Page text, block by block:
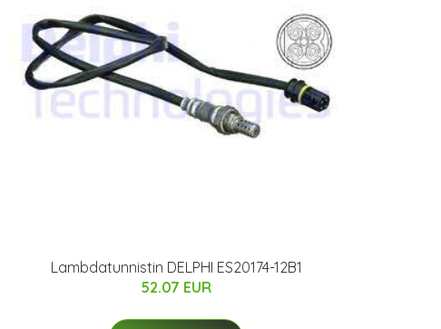
Lambdatunnistin DELPHI ES20174-12B1
52.07 EUR